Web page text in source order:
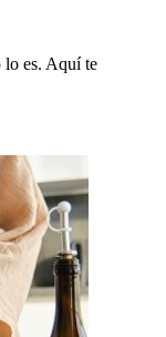
lo es. Aquí te